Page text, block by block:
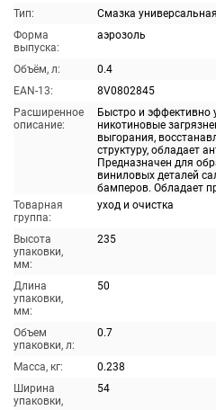
Тип:
Смазка универсальная
Форма
выпуска:
аэрозоль
Объём, л:
0.4
EAN-13:
8V0802845
Расширенное
описание:
Быстро и эффективно
никотиновые
выгорания,
структуру, обладает
Предназначен для
виниловых деталей
бамперов. Обладает
Товарная
группа:
уход и очистка
Высота
упаковки,
мм:
235
Длина
упаковки,
мм:
50
Объем
упаковки, л:
0.7
Масса, кг:
0.238
Ширина
упаковки,
54